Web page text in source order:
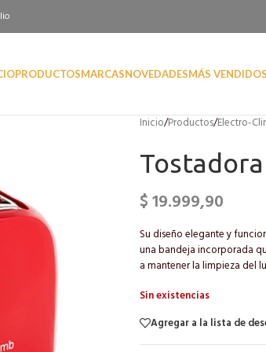
PRODUCTOSMARCASNOVEDADESMÁS VENDIDOS
Inicio/Productos/Electro-
$19.999,90
Su diseño elegante y
una bandeja incorporada
a mantener la limpieza del
Sin existencias
Agregar a la lista de